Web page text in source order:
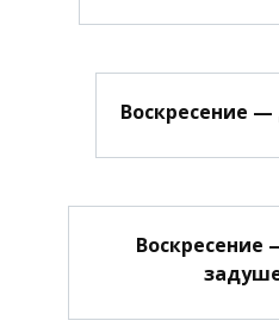
Воскресение
Воскресение